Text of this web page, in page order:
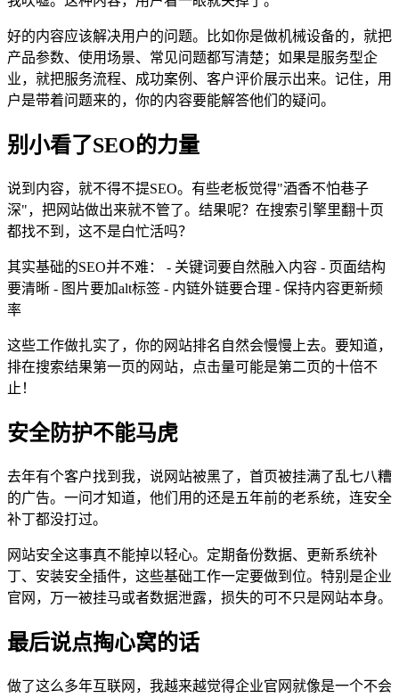
好的内容应该解决用户的问题。比如你是做机械设备的，就把
产品参数、使用场景、常见问题都写清楚；如果是服务型企
业，就把服务流程、成功案例、客户评价展示出来。记住，用
户是带着问题来的，你的内容要能解答他们的疑问。
别小看了SEO的力量
说到内容，就不得不提SEO。有些老板觉得"酒香不怕巷子
深"，把网站做出来就不管了。结果呢？在搜索引擎里翻十页
都找不到，这不是白忙活吗？
其实基础的SEO并不难： - 关键词要自然融入内容 - 页面结构
要清晰 - 图片要加alt标签 - 内链外链要合理 - 保持内容更新频
率
这些工作做扎实了，你的网站排名自然会慢慢上去。要知道，
排在搜索结果第一页的网站，点击量可能是第二页的十倍不
止！
安全防护不能马虎
去年有个客户找到我，说网站被黑了，首页被挂满了乱七八糟
的广告。一问才知道，他们用的还是五年前的老系统，连安全
补丁都没打过。
网站安全这事真不能掉以轻心。定期备份数据、更新系统补
丁、安装安全插件，这些基础工作一定要做到位。特别是企业
官网，万一被挂马或者数据泄露，损失的可不只是网站本身。
最后说点掏心窝的话
做了这么多年互联网，我越来越觉得企业官网就像是一个不会